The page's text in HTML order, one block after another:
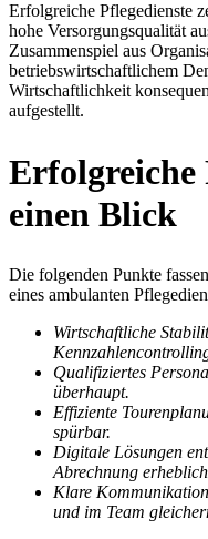
Erfolgreiche Pflegedienste
hohe Versorgungsqualität
Zusammenspiel aus
betriebswirtschaftlichem
Wirtschaftlichkeit
aufgestellt.
Erfolgreiche
einen Blick
Die folgenden Punkte
eines ambulanten
Wirtschaftliche
Qualifiziertes
überhaupt.
Effiziente
spürbar.
Digitale Lösungen
Abrechnung
Klare
und im Team